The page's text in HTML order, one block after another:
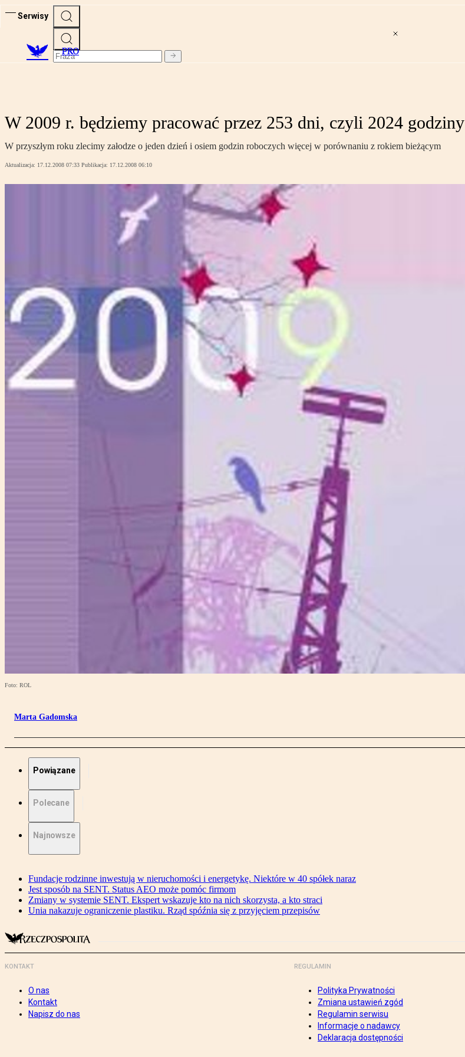
Serwisy
PRO
W 2009 r. będziemy pracować przez 253 dni, czyli 2024 godziny
W przyszłym roku zlecimy załodze o jeden dzień i osiem godzin roboczych więcej w porównaniu z rokiem bieżącym
Aktualizacja: 17.12.2008 07:33 Publikacja: 17.12.2008 06:10
Foto: ROL
Marta Gadomska
Powiązane
Polecane
Najnowsze
Fundacje rodzinne inwestują w nieruchomości i energetykę. Niektóre w 40 spółek naraz
Jest sposób na SENT. Status AEO może pomóc firmom
Zmiany w systemie SENT. Ekspert wskazuje kto na nich skorzysta, a kto straci
Unia nakazuje ograniczenie plastiku. Rząd spóźnia się z przyjęciem przepisów
KONTAKT
O nas
Kontakt
Napisz do nas
REGULAMIN
Polityka Prywatności
Zmiana ustawień zgód
Regulamin serwisu
Informacje o nadawcy
Deklaracja dostępności